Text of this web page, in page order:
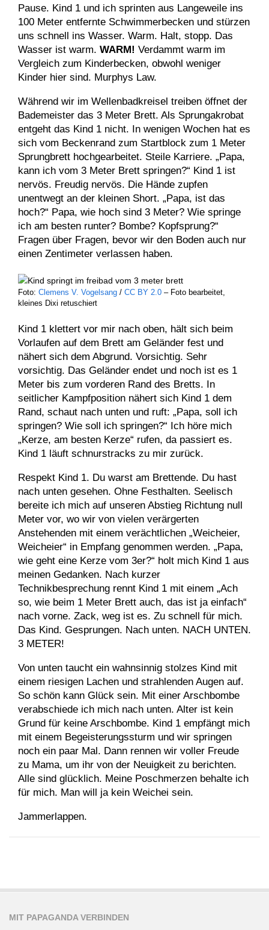
Pause. Kind 1 und ich sprinten aus Langeweile ins
100 Meter entfernte Schwimmerbecken und stürzen
uns schnell ins Wasser. Warm. Halt, stopp. Das
Wasser ist warm. WARM! Verdammt warm im
Vergleich zum Kinderbecken, obwohl weniger
Kinder hier sind. Murphys Law.
Während wir im Wellenbadkreisel treiben öffnet der
Bademeister das 3 Meter Brett. Als Sprungakrobat
entgeht das Kind 1 nicht. In wenigen Wochen hat es
sich vom Beckenrand zum Startblock zum 1 Meter
Sprungbrett hochgearbeitet. Steile Karriere. „Papa,
kann ich vom 3 Meter Brett springen?“ Kind 1 ist
nervös. Freudig nervös. Die Hände zupfen
unentwegt an der kleinen Short. „Papa, ist das
hoch?“ Papa, wie hoch sind 3 Meter? Wie springe
ich am besten runter? Bombe? Kopfsprung?“
Fragen über Fragen, bevor wir den Boden auch nur
einen Zentimeter verlassen haben.
Foto: Clemens V. Vogelsang / CC BY 2.0 – Foto bearbeitet,
kleines Dixi retuschiert
Kind 1 klettert vor mir nach oben, hält sich beim
Vorlaufen auf dem Brett am Geländer fest und
nähert sich dem Abgrund. Vorsichtig. Sehr
vorsichtig. Das Geländer endet und noch ist es 1
Meter bis zum vorderen Rand des Bretts. In
seitlicher Kampfposition nähert sich Kind 1 dem
Rand, schaut nach unten und ruft: „Papa, soll ich
springen? Wie soll ich springen?“ Ich höre mich
„Kerze, am besten Kerze“ rufen, da passiert es.
Kind 1 läuft schnurstracks zu mir zurück.
Respekt Kind 1. Du warst am Brettende. Du hast
nach unten gesehen. Ohne Festhalten. Seelisch
bereite ich mich auf unseren Abstieg Richtung null
Meter vor, wo wir von vielen verärgerten
Anstehenden mit einem verächtlichen „Weicheier,
Weicheier“ in Empfang genommen werden. „Papa,
wie geht eine Kerze vom 3er?“ holt mich Kind 1 aus
meinen Gedanken. Nach kurzer
Technikbesprechung rennt Kind 1 mit einem „Ach
so, wie beim 1 Meter Brett auch, das ist ja einfach“
nach vorne. Zack, weg ist es. Zu schnell für mich.
Das Kind. Gesprungen. Nach unten. NACH UNTEN.
3 METER!
Von unten taucht ein wahnsinnig stolzes Kind mit
einem riesigen Lachen und strahlenden Augen auf.
So schön kann Glück sein. Mit einer Arschbombe
verabschiede ich mich nach unten. Alter ist kein
Grund für keine Arschbombe. Kind 1 empfängt mich
mit einem Begeisterungssturm und wir springen
noch ein paar Mal. Dann rennen wir voller Freude
zu Mama, um ihr von der Neuigkeit zu berichten.
Alle sind glücklich. Meine Poschmerzen behalte ich
für mich. Man will ja kein Weichei sein.
Jammerlappen.
MIT PAPAGANDA VERBINDEN